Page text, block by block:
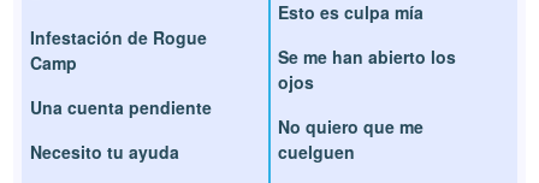
Infestación de Rogue
Camp
Una cuenta pendiente
Necesito tu ayuda
Esto es culpa mía
Se me han abierto los
ojos
No quiero que me
cuelguen